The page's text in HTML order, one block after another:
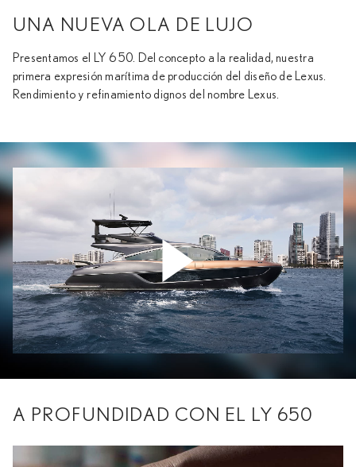
UNA NUEVA OLA DE LUJO
Presentamos el LY 650. Del concepto a la realidad, nuestra
primera expresión marítima de producción del diseño de Lexus.
Rendimiento y refinamiento dignos del nombre Lexus.
A PROFUNDIDAD CON EL LY 650